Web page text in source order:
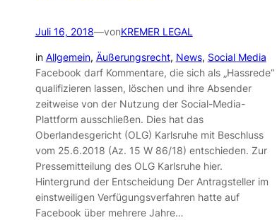
Juli 16, 2018—vonKREMER LEGAL
in Allgemein, Äußerungsrecht, News, Social Media
Facebook darf Kommentare, die sich als „Hassrede“
qualifizieren lassen, löschen und ihre Absender
zeitweise von der Nutzung der Social-Media-
Plattform ausschließen. Dies hat das
Oberlandesgericht (OLG) Karlsruhe mit Beschluss
vom 25.6.2018 (Az. 15 W 86/18) entschieden. Zur
Pressemitteilung des OLG Karlsruhe hier.
Hintergrund der Entscheidung Der Antragsteller im
einstweiligen Verfügungsverfahren hatte auf
Facebook über mehrere Jahre…